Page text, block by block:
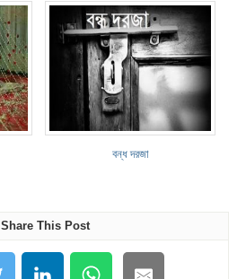
বন্ধ দরজা
Share This Post